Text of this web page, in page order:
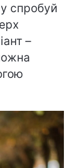
спробуй
–